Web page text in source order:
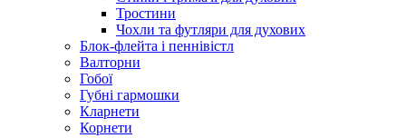
Тростини
Чохли та футляри для духових
Блок-флейта і пеннівістл
Валторни
Гобої
Губні гармошки
Кларнети
Корнети